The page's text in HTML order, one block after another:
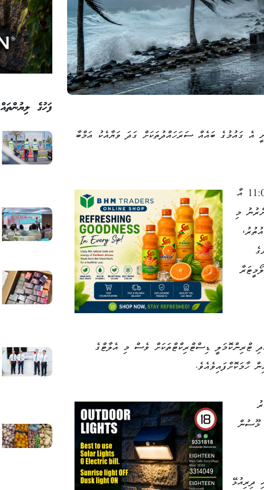
ގައުމުގެ ބައެއް ސަރަހައްދުތަކަށް ގަދަ ވަޔާއެކު އަމްބާ
މި އެލާޓް ދެމިއޮންނާނީ މާދަމާ ހެނދުނު 11:00 އާ
11:00 ގައި ނެރުނު މި
ގަޑިއަކު 40 އާއި 50 ކިލޯމީޓަރާ
ޓްރިންކޮމަލީ ޑިސްޓްރިކްޓްތަކަށް ވެސް މި އެލާޓްގެ
ހާމަކޮށްފައިވެއެވެ.
މޫސުން
ދިރިއުޅޭ
ފަހުގެ ލިޔުންތައް